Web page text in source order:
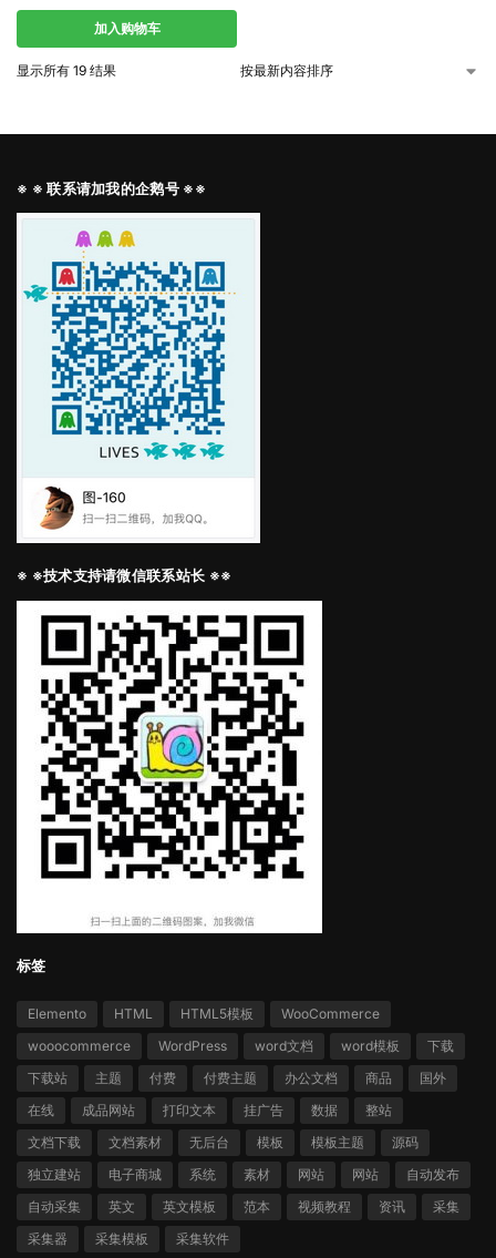
加入购物车
显示所有 19 结果
※ ※ 联系请加我的企鹅号 ※※
※ ※技术支持请微信联系站长 ※※
标签
Elemento HTML HTML5模板
WooCommerce
wooocommerce
WordPress word文档 word模板
下载
下载站
主题 付费 付费主题 办公文档 商品
国外
在线
成品网站 打印文本 挂广告 数据
整站
文档下载
文档素材 无后台 模板 模板主题
源码
独立建站
电子商城 系统 素材 网站 网站
自动发布
自动采集
英文 英文模板 范本 视频教程 资讯
采集
采集器
采集模板 采集软件